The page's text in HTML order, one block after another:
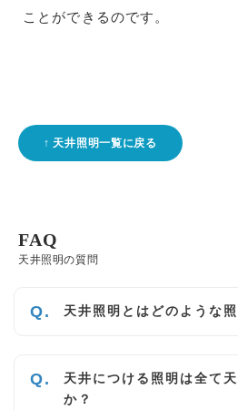
ことができるのです。
天井照明一覧に戻る
天井照明の質問
FAQ
天井照明とはどのような
天井につける照明は全て
か？